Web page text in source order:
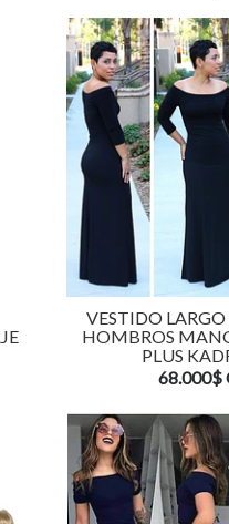
VESTIDO LARGO
HOMBROS
PLUS
68.000$